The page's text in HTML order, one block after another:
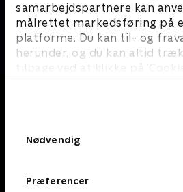
samarbejdspartnere kan
målrettet markedsføring på
platforme. Du kan til- og
herunder, og du kan altid
tilbage ved at klikke på
Nødvendig
Præferencer
19 News
Nyheder